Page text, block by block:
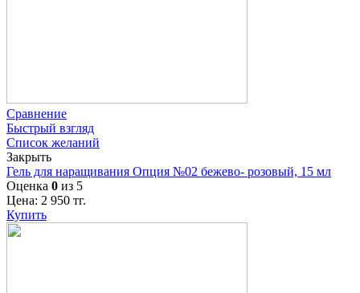
Сравнение
Быстрый взгляд
Список желаний
Закрыть
Гель для наращивания Опция №02 бежево- розовый, 15 мл
Оценка 0 из 5
Цена: 2 950 тг.
Купить